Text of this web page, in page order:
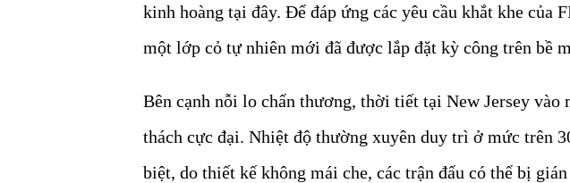
kinh hoàng tại đây. Để đáp ứng các yêu cầu khắt khe của
một lớp cỏ tự nhiên mới đã được lắp đặt kỳ công trên bề
Bên cạnh nỗi lo chấn thương, thời tiết tại New Jersey vào
thách cực đại. Nhiệt độ thường xuyên duy trì ở mức trên
biệt, do thiết kế không mái che, các trận đấu có thể bị